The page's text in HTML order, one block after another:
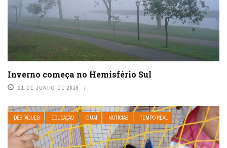
Inverno começa no Hemisfério Sul
21 DE JUNHO DE 2018
DESTAQUES EDUCAÇÃO IGUAÍ NOTÍCIAS TEMPO REAL